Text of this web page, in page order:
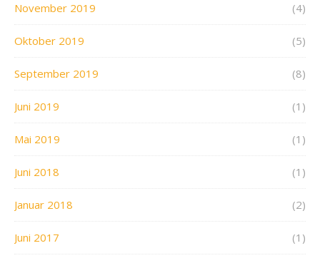
November 2019 (4)
Oktober 2019 (5)
September 2019 (8)
Juni 2019 (1)
Mai 2019 (1)
Juni 2018 (1)
Januar 2018 (2)
Juni 2017 (1)